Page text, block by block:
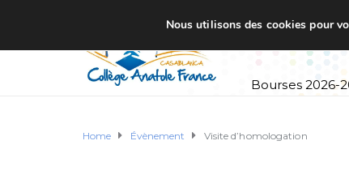
Bourses 2026-
Home Évènement Visite d’homologation
Nous utilisons des cookies pour